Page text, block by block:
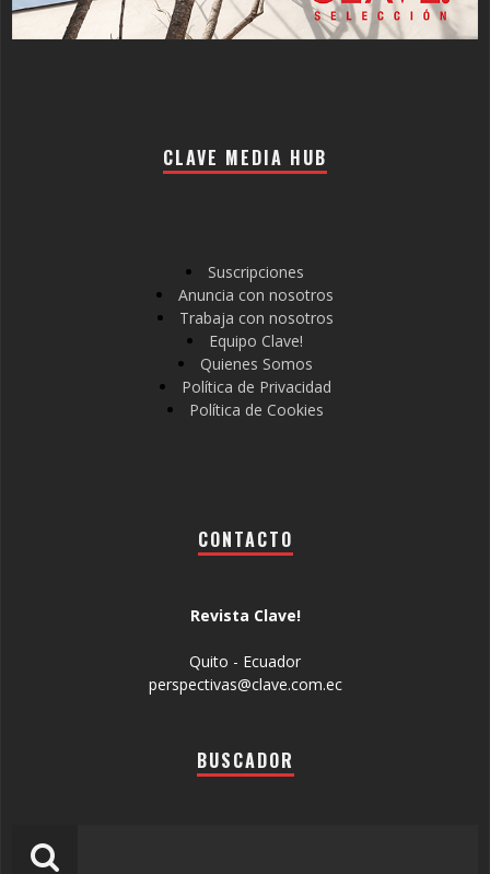
CLAVE MEDIA HUB
Suscripciones
Anuncia con nosotros
Trabaja con nosotros
Equipo Clave!
Quienes Somos
Política de Privacidad
Política de Cookies
CONTACTO
Revista Clave!
Quito - Ecuador
perspectivas@clave.com.ec
BUSCADOR